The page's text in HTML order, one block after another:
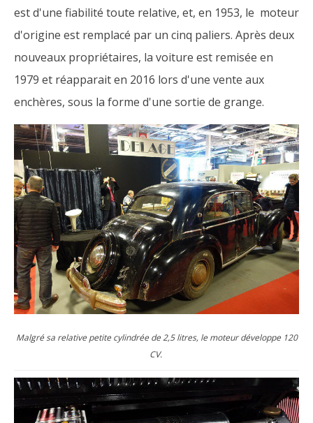
est d'une fiabilité toute relative, et, en 1953, le moteur
d'origine est remplacé par un cinq paliers. Après deux
nouveaux propriétaires, la voiture est remisée en
1979 et réapparait en 2016 lors d'une vente aux
enchères, sous la forme d'une sortie de grange.
Malgré sa relative petite cylindrée de 2,5 litres, le moteur développe 120
CV.